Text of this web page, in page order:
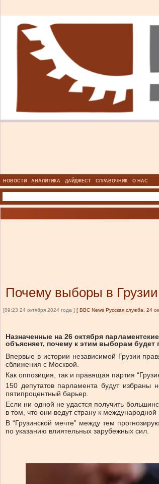
НОВОСТИ АНАЛИТИКА ДАЙДЖЕСТ СПРАВОЧНИК О НАС
Почему выборы в
[09:23 24 октября 2024 года ] [ BBC News Русская служба, 24
Назначенные на 26 октября
объясняет, почему к этим выборам
Впервые в истории независимой Грузии
сближения с Москвой.
Как оппозиция, так и правящая партия
150 депутатов парламента будут
пятипроцентный барьер.
Если ни одной не удастся получить
в том, что они ведут страну к
В “Грузинской мечте” между тем
по указанию влиятельных зарубежных сил.